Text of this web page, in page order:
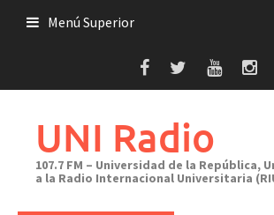
Menú Superior
UNI Radio
107.7 FM – Universidad de la República,
a la Radio Internacional Universitaria